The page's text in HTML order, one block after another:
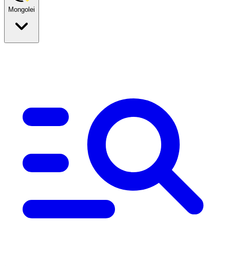
Mongolei